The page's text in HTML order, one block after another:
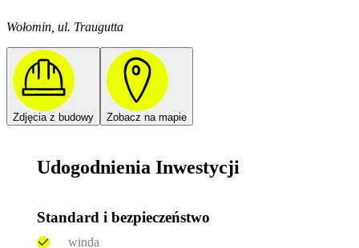
Wołomin, ul. Traugutta
Zdjęcia z budowy Zobacz na mapie
Udogodnienia Inwestycji
Standard i bezpieczeństwo
winda